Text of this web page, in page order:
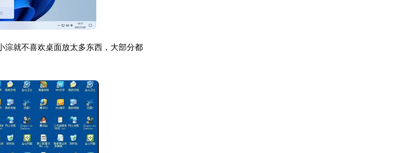
淙就不喜欢桌面放太多东西，大部分都